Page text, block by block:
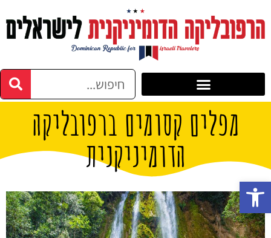
מפלים קסומים ברפובליקה
הדומיניקנית
פתח סרגל נגישות